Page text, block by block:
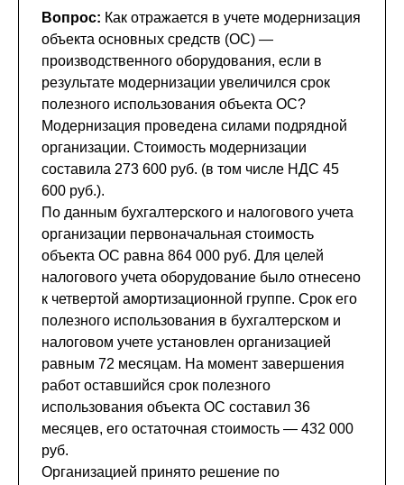
Вопрос: Как отражается в учете модернизация
объекта основных средств (ОС) —
производственного оборудования, если в
результате модернизации увеличился срок
полезного использования объекта ОС?
Модернизация проведена силами подрядной
организации. Стоимость модернизации
составила 273 600 руб. (в том числе НДС 45
600 руб.).
По данным бухгалтерского и налогового учета
организации первоначальная стоимость
объекта ОС равна 864 000 руб. Для целей
налогового учета оборудование было отнесено
к четвертой амортизационной группе. Срок его
полезного использования в бухгалтерском и
налоговом учете установлен организацией
равным 72 месяцам. На момент завершения
работ оставшийся срок полезного
использования объекта ОС составил 36
месяцев, его остаточная стоимость — 432 000
руб.
Организацией принято решение по